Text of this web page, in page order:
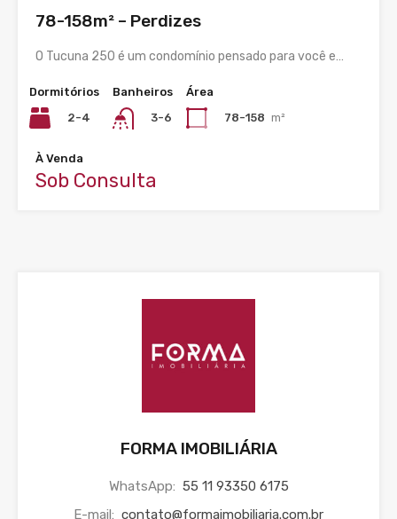
78-158m² – Perdizes
O Tucuna 250 é um condomínio pensado para você e…
Dormitórios
2-4
Banheiros
3-6
Área
78-158 m²
À Venda
Sob Consulta
FORMA IMOBILIÁRIA
WhatsApp: 55 11 93350 6175
E-mail: contato@formaimobiliaria.com.br